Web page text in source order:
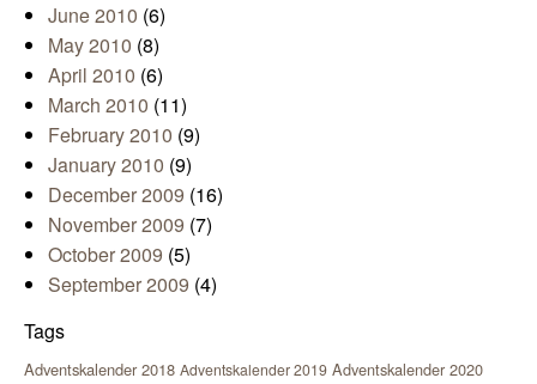
June 2010 (6)
May 2010 (8)
April 2010 (6)
March 2010 (11)
February 2010 (9)
January 2010 (9)
December 2009 (16)
November 2009 (7)
October 2009 (5)
September 2009 (4)
Tags
Adventskalender 2018 Adventskalender 2019 Adventskalender 2020